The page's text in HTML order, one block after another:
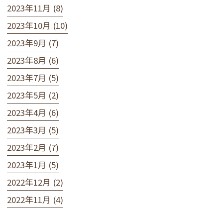
2023年11月 (8)
2023年10月 (10)
2023年9月 (7)
2023年8月 (6)
2023年7月 (5)
2023年5月 (2)
2023年4月 (6)
2023年3月 (5)
2023年2月 (7)
2023年1月 (5)
2022年12月 (2)
2022年11月 (4)